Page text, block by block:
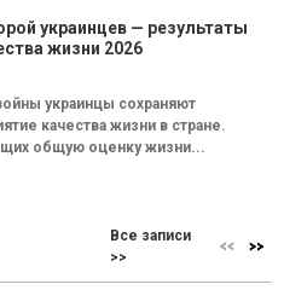
украинцев — результаты
жизни 2026
украинцы сохраняют
качества жизни в стране.
общую оценку жизни...
Все записи
>>